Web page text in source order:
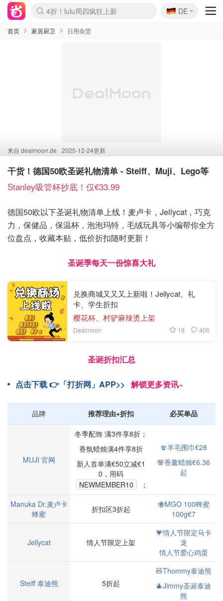
Boticinal 夏促开抢！
4折！lulu周四疯狂上新
还没结束！&OtherStories大促
Joybuy变相75折 随时失效
速领！Stanley独家85折
疑似霸哥！Camper额外叠85折
Zalando 奥莱闪促！每日更新
Moncler反季囤！5折起+叠9折
Coach Brooklyn仅€192
🇩🇪
DE
首页 家居厨卫 日用杂货
来自 dealmoon.de 2025-12-24更新
干货！德国50欧圣诞礼物清单 - Steiff、Muji、Lego等
Stanley吸管杯抄底！仅€33.99
德国50欧以下圣诞礼物清单上线！麦卢卡，Jellycat，巧克
力，保健品，保温杯，泡泡玛特，毛绒玩具等小编帮你全方
位盘点，收藏本贴，低价折扣随时更新！
圣诞季每天一份惊喜大礼
兑换商城又又又上新啦！Jellycat、礼
卡、学生折扣
樱花杯、村驴麻辣烫上架
Dealmoon 19 406
圣诞折扣汇总
点击下载 👉「打折网」APP>> 解锁更多资讯~
品牌 推荐理由+折扣 必买单品
MUJI 官网
冬季配饰 满3件享8折；
香氛蜡烛满4件享8折
新人首单满€50立减€1
0，用码
NEWMEMBER10
；
🧣羊毛围巾€28
🌸香薰蜡烛€6.36
起
Manuka Dr.麦卢卡
蜂蜜
折扣区3折起
🐝MGO 100蜂蜜
100g€7
Jellycat 情人节限定上架
💗情人节限定马卡
龙
情人节爱心鸡蛋
Steiff 泰迪熊 5折起
🧸Thommy泰迪熊
🎄Jimmy圣诞泰迪
熊